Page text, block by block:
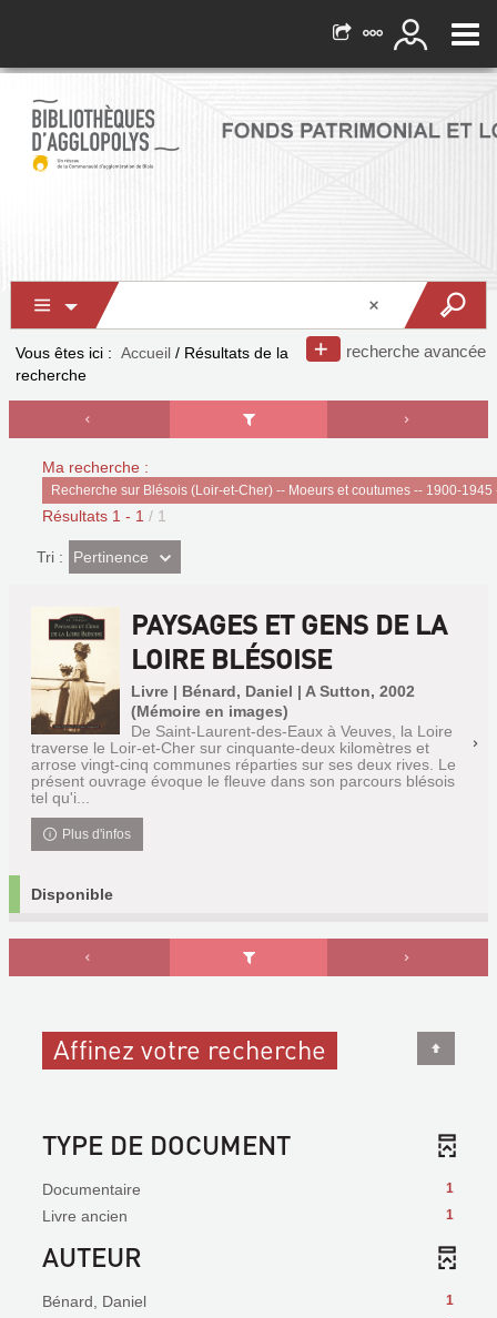
recherche avancée
Vous êtes ici : Accueil / Résultats de la
recherche
Ma recherche :
Recherche sur Blésois (Loir-et-Cher) -- Moeurs et coutumes -- 1900-
Résultats 1 - 1 / 1
Tri : (Effet
imédiat)
Pertinence
PAYSAGES ET GENS DE LA
LOIRE BLÉSOISE
Livre | Bénard, Daniel | A Sutton, 2002
(Mémoire en images)
De Saint-Laurent-des-Eaux à Veuves, la Loire
traverse le Loir-et-Cher sur cinquante-deux kilomètres et
arrose vingt-cinq communes réparties sur ses deux rives. Le
présent ouvrage évoque le fleuve dans son parcours blésois
tel qu'i...
Plus d'infos
Disponible
Affinez votre recherche
TYPE DE DOCUMENT
1
Documentaire
1
Livre ancien
AUTEUR
1
Bénard, Daniel